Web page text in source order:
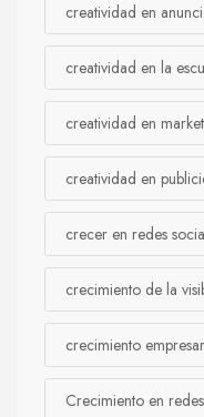
creatividad en
creatividad en la
creatividad en
creatividad en
crecer en redes
crecimiento de la
crecimiento
Crecimiento en